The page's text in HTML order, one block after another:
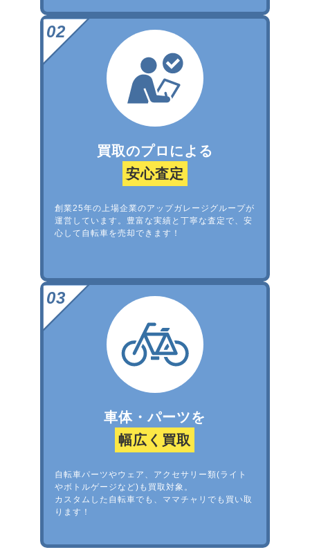
買取のプロによる
安心査定
創業25年の上場企業のアップガレージグループが
運営しています。豊富な実績と丁寧な査定で、安
心して自転車を売却できます！
車体・パーツを
幅広く買取
自転車パーツやウェア、アクセサリー類(ライト
やボトルゲージなど)も買取対象。
カスタムした自転車でも、ママチャリでも買い取
ります！